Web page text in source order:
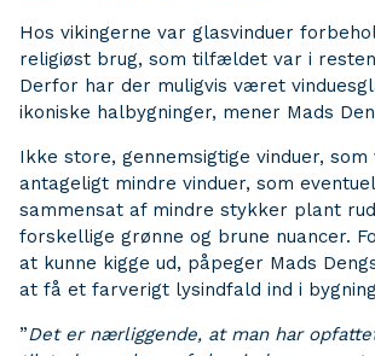
Hos vikingerne var glasvinduer
religiøst brug, som tilfældet var i
Derfor har der muligvis været
ikoniske halbygninger, mener Mads
Ikke store, gennemsigtige vinduer, som
antageligt mindre vinduer, som
sammensat af mindre stykker plant
forskellige grønne og brune nuancer.
at kunne kigge ud, påpeger Mads
at få et farverigt lysindfald ind i
”Det er nærliggende, at man har